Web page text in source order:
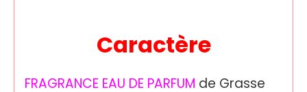
Caractère
FRAGRANCE EAU DE PARFUM de Grasse